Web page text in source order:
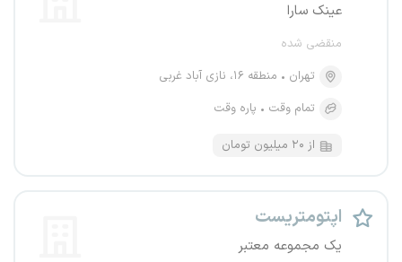
عینک سارا
منقضی شده
تهران
منطقه ۱۶، نازی آباد غربی
تمام وقت
پاره وقت
از ۲۰ میلیون تومان
اپتومتریست
یک مجموعه معتبر